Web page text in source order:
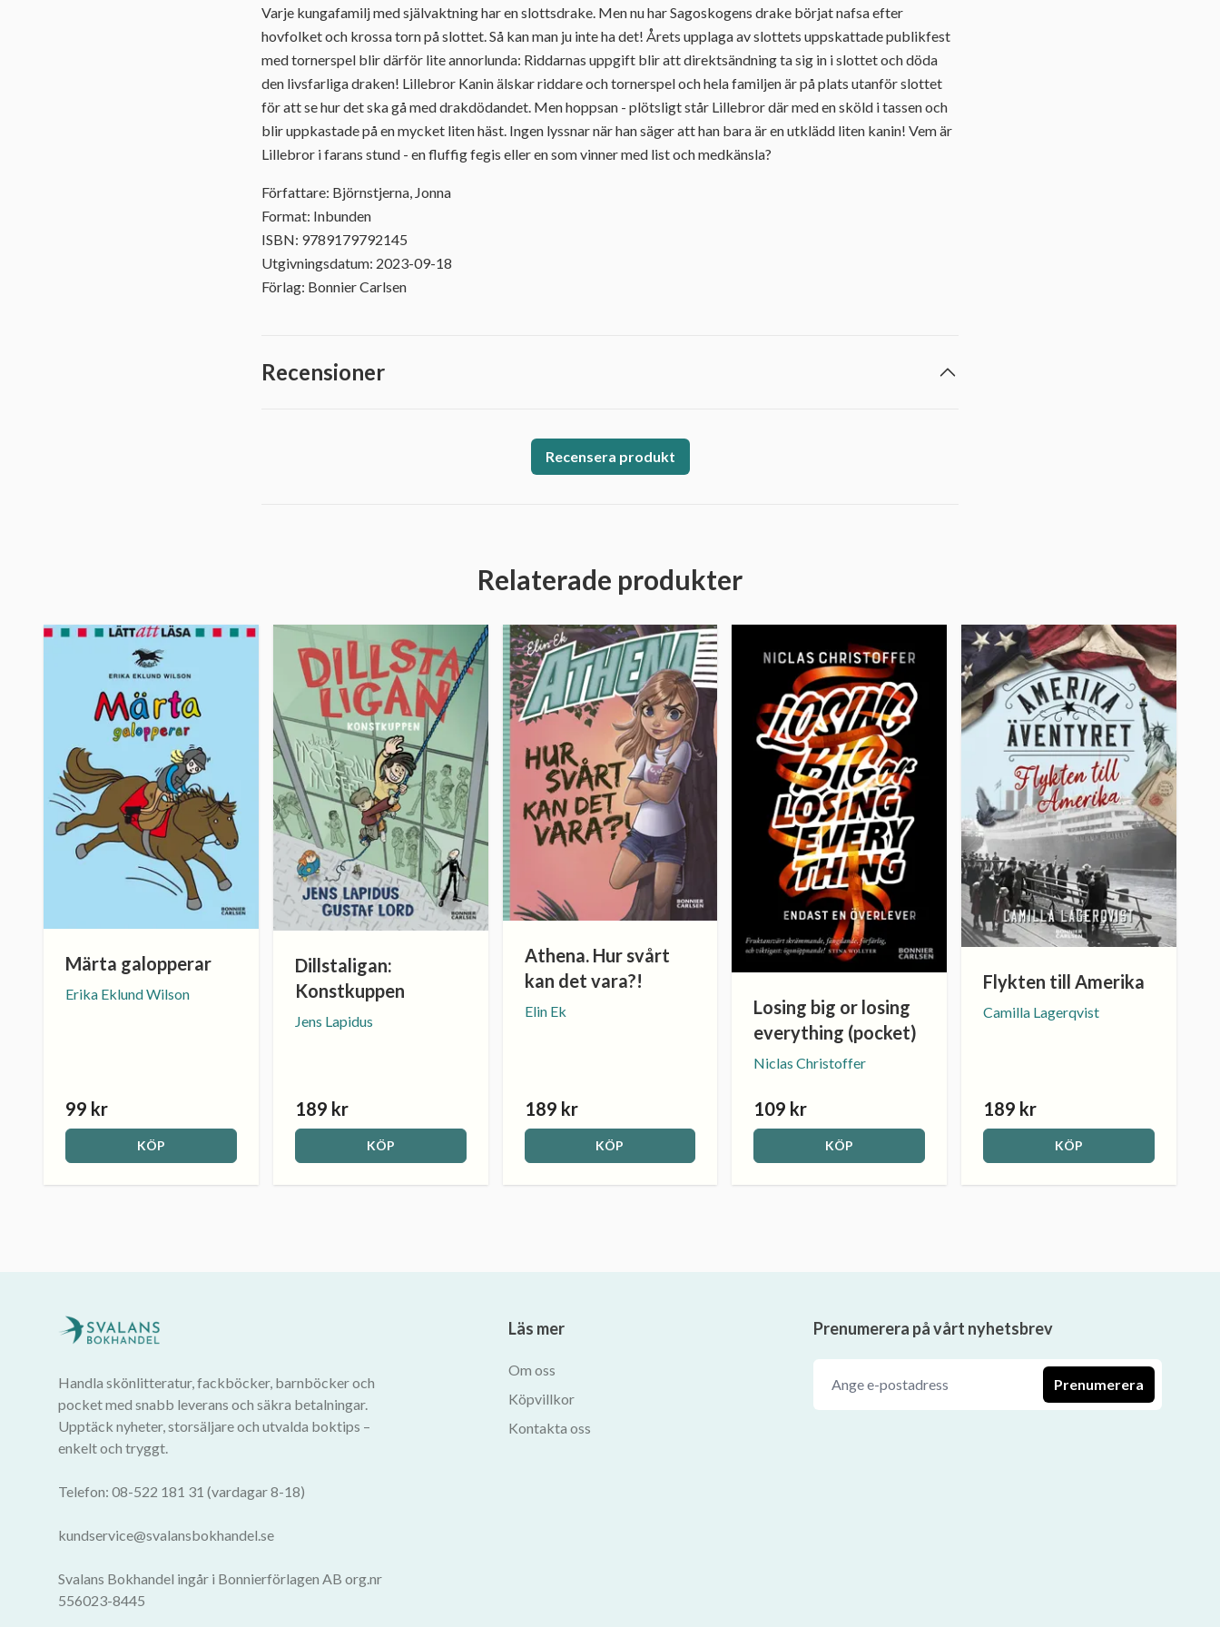
Varje kungafamilj med självaktning har en slottsdrake. Men nu har Sagoskogens drake börjat nafsa efter
hovfolket och krossa torn på slottet. Så kan man ju inte ha det! Årets upplaga av slottets uppskattade publikfest
med tornerspel blir därför lite annorlunda: Riddarnas uppgift blir att direktsändning ta sig in i slottet och döda
den livsfarliga draken! Lillebror Kanin älskar riddare och tornerspel och hela familjen är på plats utanför slottet
för att se hur det ska gå med drakdödandet. Men hoppsan - plötsligt står Lillebror där med en sköld i tassen och
blir uppkastade på en mycket liten häst. Ingen lyssnar när han säger att han bara är en utklädd liten kanin! Vem är
Lillebror i farans stund - en fluffig fegis eller en som vinner med list och medkänsla?
Författare: Björnstjerna, Jonna
Format: Inbunden
ISBN: 9789179792145
Utgivningsdatum: 2023-09-18
Förlag: Bonnier Carlsen
Recensioner
Recensera produkt
Relaterade produkter
Märta galopperar
Erika Eklund Wilson
99 kr
KÖP
Dillstaligan:
Konstkuppen
Jens Lapidus
189 kr
KÖP
Athena. Hur svårt
kan det vara?!
Elin Ek
189 kr
KÖP
Losing big or losing
everything (pocket)
Niclas Christoffer
109 kr
KÖP
Flykten till Amerika
Camilla Lagerqvist
189 kr
KÖP
Handla skönlitteratur, fackböcker, barnböcker och
pocket med snabb leverans och säkra betalningar.
Upptäck nyheter, storsäljare och utvalda boktips –
enkelt och tryggt.
Telefon: 08-522 181 31 (vardagar 8-18)
kundservice@svalansbokhandel.se
Svalans Bokhandel ingår i Bonnierförlagen AB org.nr
556023-8445
Läs mer
Om oss
Köpvillkor
Kontakta oss
Prenumerera på vårt nyhetsbrev
Prenumerera